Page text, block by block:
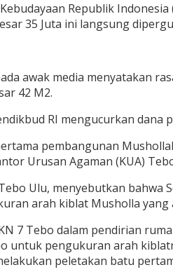
Republik
35 Juta ini langsung
awak media menyatakan
42 M2.
RI mengucurkan dana
pembangunan
Urusan Agaman (KUA)
Ulu, menyebutkan
arah kiblat Musholla yang
7 Tebo dalam pendirian
untuk pengukuran arah
peletakan batu